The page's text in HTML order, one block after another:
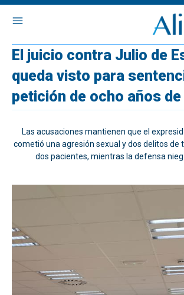
El juicio contra Julio de
queda visto para
petición de ocho años de
Las acusaciones mantienen que el
cometió una agresión sexual y dos delitos de
dos pacientes, mientras la defensa